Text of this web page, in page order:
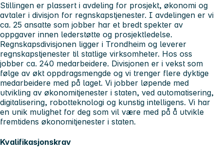
Stillingen er plassert i avdeling for prosjekt, økonomi og
avtaler i divisjon for regnskapstjenester. I avdelingen er vi
ca. 25 ansatte som jobber har et bredt spekter av
oppgaver innen lederstøtte og prosjektledelse.
Regnskapsdivisjonen ligger i Trondheim og leverer
regnskapstjenester til statlige virksomheter. Hos oss
jobber ca. 240 medarbeidere. Divisjonen er i vekst som
følge av økt oppdragsmengde og vi trenger flere dyktige
medarbeidere med på laget. Vi jobber løpende med
utvikling av økonomitjenester i staten, ved automatisering,
digitalisering, robotteknologi og kunstig intelligens. Vi har
en unik mulighet for deg som vil være med på å utvikle
fremtidens økonomitjenester i staten.
Kvalifikasjonskrav